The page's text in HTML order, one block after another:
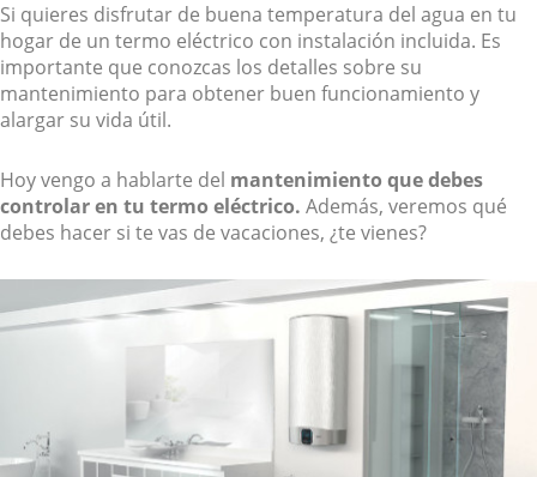
Si quieres disfrutar de buena temperatura del agua en tu
hogar de un termo eléctrico con instalación incluida. Es
importante que conozcas los detalles sobre su
mantenimiento para obtener buen funcionamiento y
alargar su vida útil.
Hoy vengo a hablarte del mantenimiento que debes
controlar en tu termo eléctrico. Además, veremos qué
debes hacer si te vas de vacaciones, ¿te vienes?